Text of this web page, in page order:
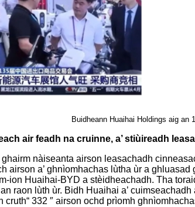
Buidheann Huaihai Holdings aig an
air feadh na cruinne, a’ stiùireadh
nàiseanta airson leasachadh
a’ ghnìomhachas lùtha ùr a
ion Huaihai-BYD a stèidheachadh. Tha
raon lùth ùr. Bidh Huaihai a’
332 ″ airson ochd prìomh